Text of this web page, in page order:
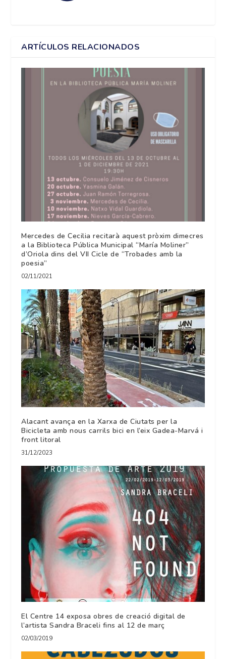
ARTÍCULOS RELACIONADOS
Mercedes de Cecilia recitarà aquest pròxim dimecres
a la Biblioteca Pública Municipal “María Moliner”
d’Oriola dins del VII Cicle de “Trobades amb la
poesia”
02/11/2021
Alacant avança en la Xarxa de Ciutats per la
Bicicleta amb nous carrils bici en l’eix Gadea-Marvá i
front litoral
31/12/2023
El Centre 14 exposa obres de creació digital de
l’artista Sandra Braceli fins al 12 de març
02/03/2019